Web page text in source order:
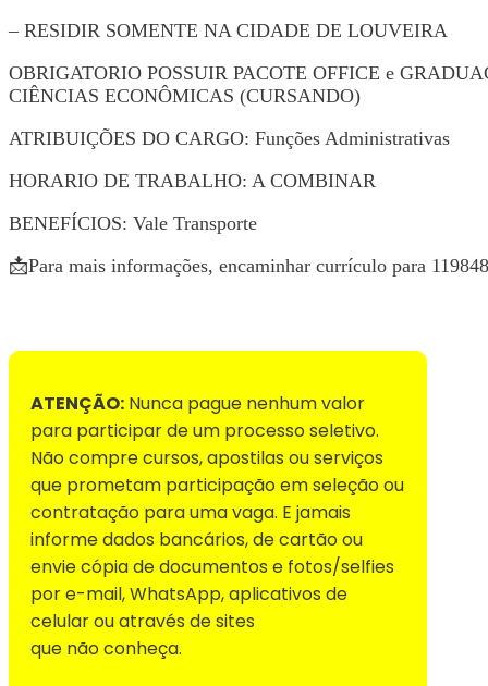
– RESIDIR SOMENTE NA CIDADE DE LOUVEIRA
OBRIGATORIO POSSUIR PACOTE OFFICE e
CIÊNCIAS ECONÔMICAS (CURSANDO)
ATRIBUIÇÕES DO CARGO: Funções Administrativas
HORARIO DE TRABALHO: A COMBINAR
BENEFÍCIOS: Vale Transporte
📩Para mais informações, encaminhar currículo para
ATENÇÃO: Nunca pague nenhum valor
para participar de um processo seletivo.
Não compre cursos, apostilas ou serviços
que prometam participação em seleção ou
contratação para uma vaga. E jamais
informe dados bancários, de cartão ou
envie cópia de documentos e fotos/selfies
por e-mail, WhatsApp, aplicativos de
celular ou através de sites
que não conheça.